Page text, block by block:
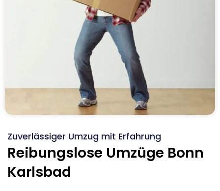
Zuverlässiger Umzug mit Erfahrung
Reibungslose Umzüge Bonn
Karlsbad